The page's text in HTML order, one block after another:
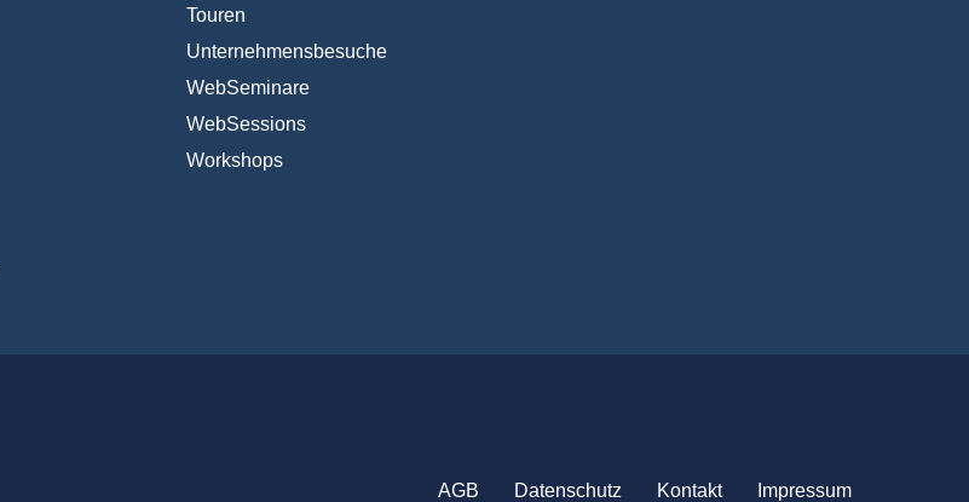
Touren
Unternehmensbesuche
WebSeminare
WebSessions
Workshops
AGB Datenschutz Kontakt Impressum